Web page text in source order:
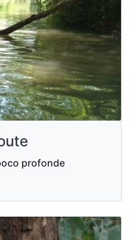
profonde